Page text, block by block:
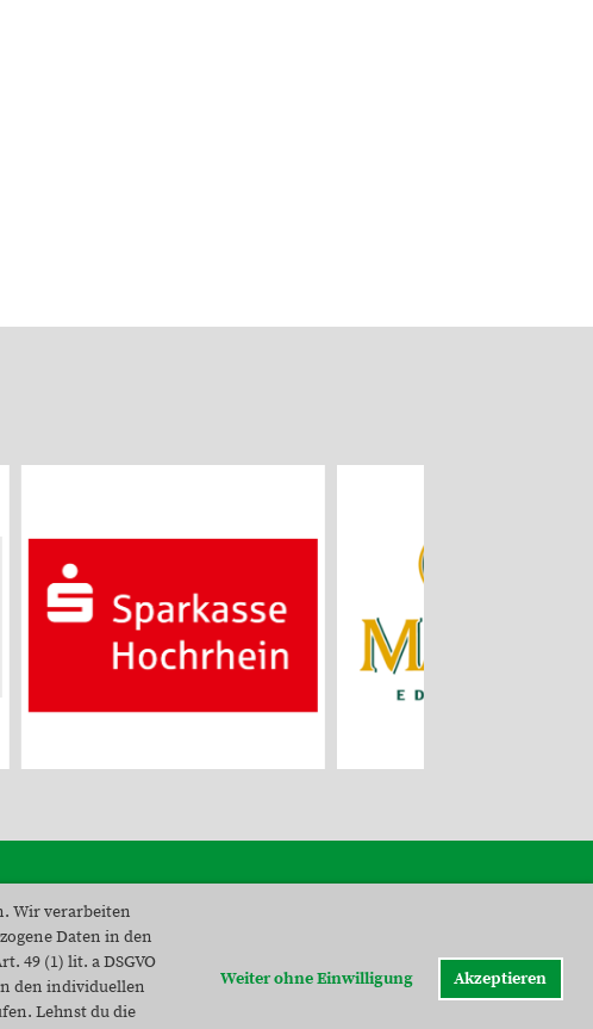
Wir verarbeiten
Daten in den
49 (1) lit. a DSGVO
den individuellen
Lehnst du die
Weiter ohne Einwilligung Akzeptieren
Datenschutz